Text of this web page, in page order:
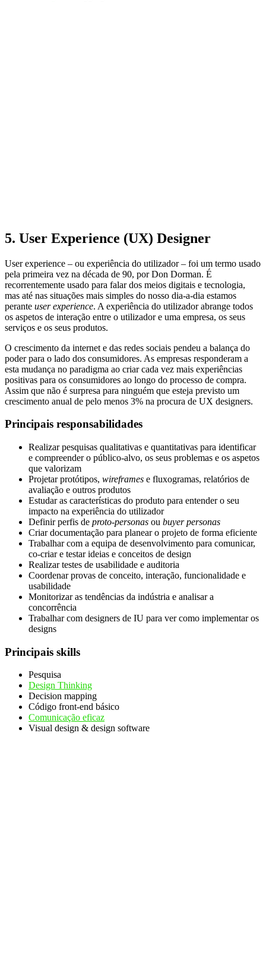
5. User Experience (UX) Designer
User experience – ou experiência do utilizador – foi um termo usado
pela primeira vez na década de 90, por Don Dorman. É
recorrentemente usado para falar dos meios digitais e tecnologia,
mas até nas situações mais simples do nosso dia-a-dia estamos
perante user experience. A experiência do utilizador abrange todos
os aspetos de interação entre o utilizador e uma empresa, os seus
serviços e os seus produtos.
O crescimento da internet e das redes sociais pendeu a balança do
poder para o lado dos consumidores. As empresas responderam a
esta mudança no paradigma ao criar cada vez mais experiências
positivas para os consumidores ao longo do processo de compra.
Assim que não é surpresa para ninguém que esteja previsto um
crescimento anual de pelo menos 3% na procura de UX designers.
Principais responsabilidades
Realizar pesquisas qualitativas e quantitativas para identificar
e compreender o público-alvo, os seus problemas e os aspetos
que valorizam
Projetar protótipos, wireframes e fluxogramas, relatórios de
avaliação e outros produtos
Estudar as características do produto para entender o seu
impacto na experiência do utilizador
Definir perfis de proto-personas ou buyer personas
Criar documentação para planear o projeto de forma eficiente
Trabalhar com a equipa de desenvolvimento para comunicar,
co-criar e testar ideias e conceitos de design
Realizar testes de usabilidade e auditoria
Coordenar provas de conceito, interação, funcionalidade e
usabilidade
Monitorizar as tendências da indústria e analisar a
concorrência
Trabalhar com designers de IU para ver como implementar os
designs
Principais skills
Pesquisa
Design Thinking
Decision mapping
Código front-end básico
Comunicação eficaz
Visual design & design software